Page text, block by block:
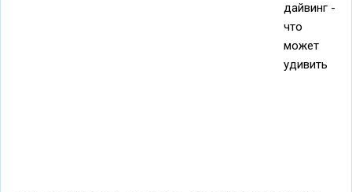
дайвинг -
что
может
удивить